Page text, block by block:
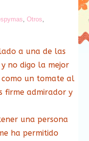
,Otros
a una de las
y no digo la mejor
como un tomate al
firme admirador y
una persona
ha permitido